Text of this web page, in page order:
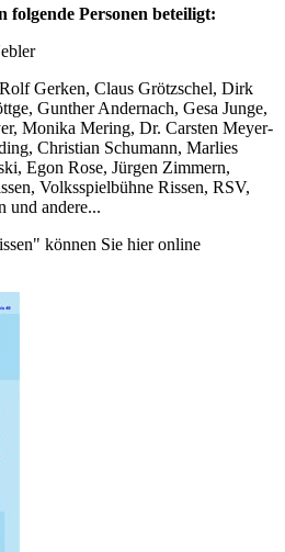
Personen beteiligt:
Gerken, Claus Grötzschel, Dirk
Gunther Andernach, Gesa Junge,
Monika Mering, Dr. Carsten Meyer-
Christian Schumann, Marlies
Egon Rose, Jürgen Zimmern,
Volksspielbühne Rissen, RSV,
und andere...
können Sie hier online